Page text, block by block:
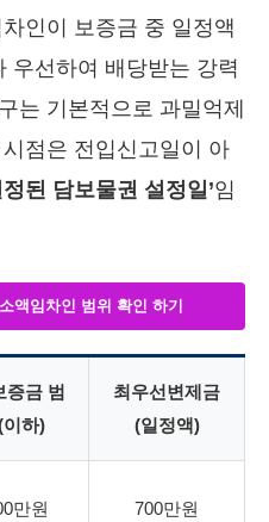
인이 보증금 중 일정액
우선하여 배당받는 강력
는 기본적으로 과밀억제
점은 전입신고일이 아
된 담보물권 설정일’임
액임차인 범위 확인 하기
증금 범
이하)
최우선변제금
(일정액)
만원 700만원